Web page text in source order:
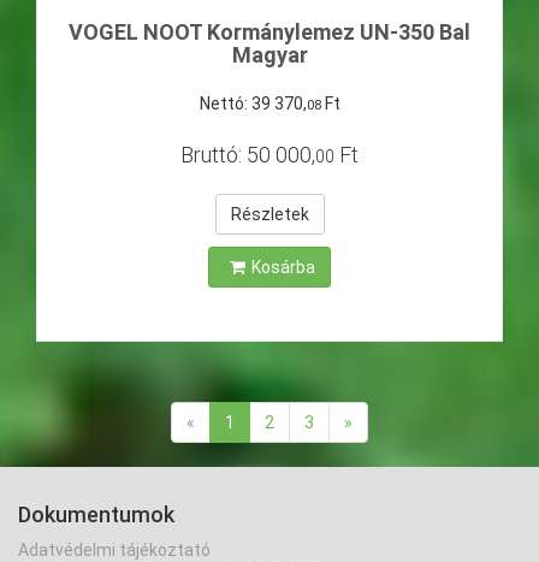
VOGEL NOOT Kormánylemez UN-350 Bal
Magyar
Nettó: 39 370,08 Ft
Bruttó: 50 000,00 Ft
Részletek
Kosárba
« 1 2 3 »
Dokumentumok
Adatvédelmi tájékoztató